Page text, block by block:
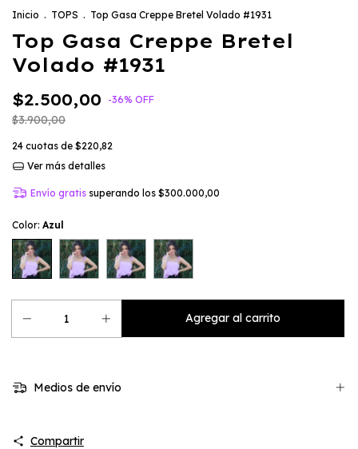
Inicio . TOPS . Top Gasa Creppe Bretel Volado #1931
Top Gasa Creppe Bretel
Volado #1931
$2.500,00 -36% OFF
$3.900,00
24 cuotas de $220,82
Ver más detalles
Envío gratis superando los $300.000,00
Color: Azul
Medios de envío
Compartir